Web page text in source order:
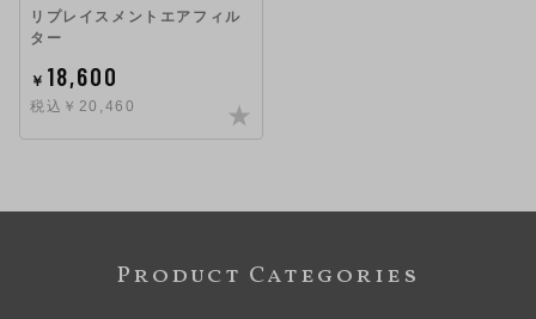
リプレイスメントエアフィル
ター
￥ 18,600
税込￥20,460
Product Categories